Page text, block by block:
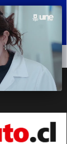
POLÍTICA